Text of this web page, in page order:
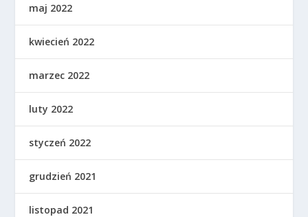
maj 2022
kwiecień 2022
marzec 2022
luty 2022
styczeń 2022
grudzień 2021
listopad 2021